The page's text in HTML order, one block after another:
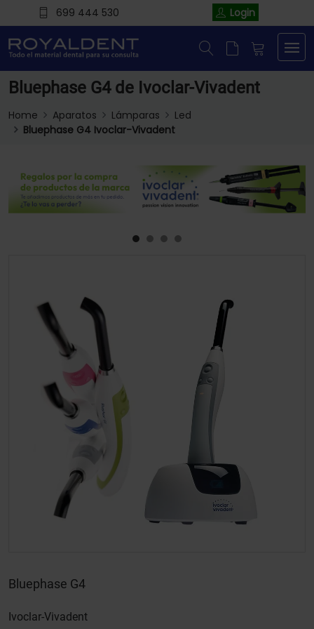
699 444 530 Login
Bluephase G4 de Ivoclar-Vivadent
Home Aparatos Lámparas
Led
Bluephase G4 Ivoclar-Vivadent
Bluephase G4
Ivoclar-Vivadent